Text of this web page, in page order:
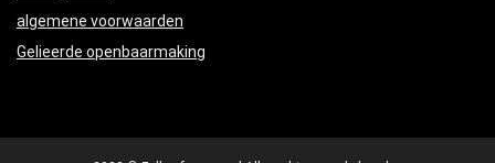
algemene voorwaarden
Gelieerde openbaarmaking